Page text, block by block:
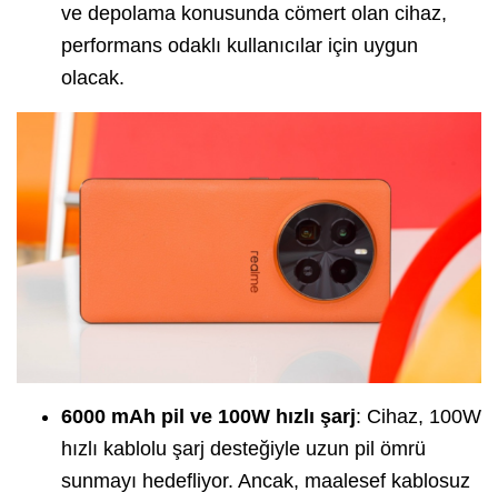
ve depolama konusunda cömert olan cihaz,
performans odaklı kullanıcılar için uygun
olacak.
6000 mAh pil ve 100W hızlı şarj: Cihaz, 100W
hızlı kablolu şarj desteğiyle uzun pil ömrü
sunmayı hedefliyor. Ancak, maalesef kablosuz